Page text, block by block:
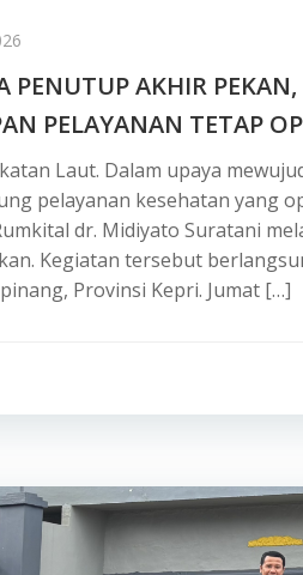
PENUTUP AKHIR
PELAYANAN TETAP
Laut. Dalam upaya
pelayanan kesehatan yang
dr. Midiyato Suratani
Kegiatan tersebut
Provinsi Kepri. Jumat […]